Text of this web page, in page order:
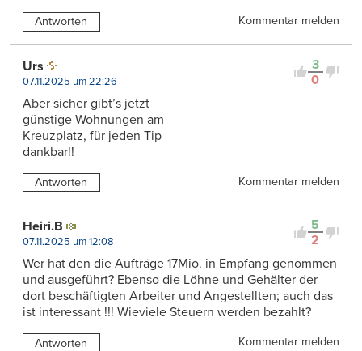
Antworten Kommentar melden
3
0
Urs
07.11.2025 um 22:26
Aber sicher gibt’s jetzt
günstige Wohnungen am
Kreuzplatz, für jeden Tip
dankbar!!
Antworten Kommentar melden
5
2
Heiri.B
07.11.2025 um 12:08
Wer hat den die Aufträge 17Mio. in Empfang genommen
und ausgeführt? Ebenso die Löhne und Gehälter der
dort beschäftigten Arbeiter und Angestellten; auch das
ist interessant !!! Wieviele Steuern werden bezahlt?
Antworten Kommentar melden